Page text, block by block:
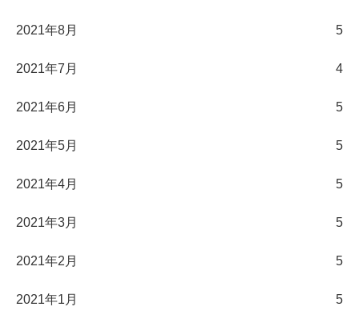
2021年8月 5
2021年7月 4
2021年6月 5
2021年5月 5
2021年4月 5
2021年3月 5
2021年2月 5
2021年1月 5